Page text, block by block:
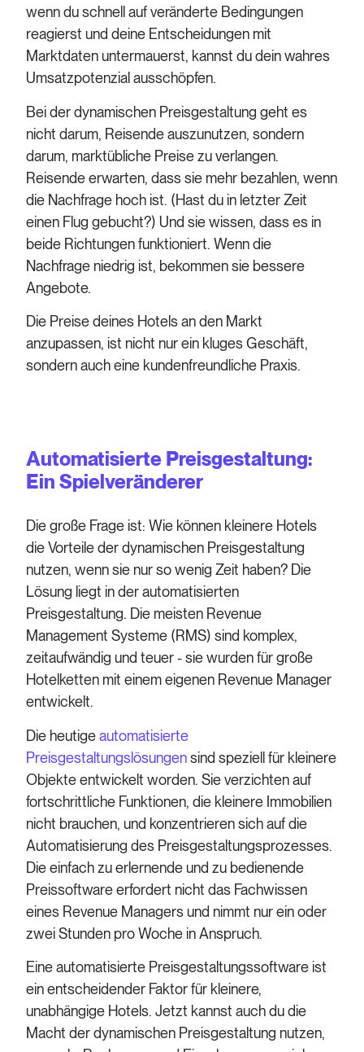
wenn du schnell auf veränderte Bedingungen
reagierst und deine Entscheidungen mit
Marktdaten untermauerst, kannst du dein wahres
Umsatzpotenzial ausschöpfen.
Bei der dynamischen Preisgestaltung geht es
nicht darum, Reisende auszunutzen, sondern
darum, marktübliche Preise zu verlangen.
Reisende erwarten, dass sie mehr bezahlen, wenn
die Nachfrage hoch ist. (Hast du in letzter Zeit
einen Flug gebucht?) Und sie wissen, dass es in
beide Richtungen funktioniert. Wenn die
Nachfrage niedrig ist, bekommen sie bessere
Angebote.
Die Preise deines Hotels an den Markt
anzupassen, ist nicht nur ein kluges Geschäft,
sondern auch eine kundenfreundliche Praxis.
Automatisierte Preisgestaltung:
Ein Spielveränderer
Die große Frage ist: Wie können kleinere Hotels
die Vorteile der dynamischen Preisgestaltung
nutzen, wenn sie nur so wenig Zeit haben? Die
Lösung liegt in der automatisierten
Preisgestaltung. Die meisten Revenue
Management Systeme (RMS) sind komplex,
zeitaufwändig und teuer - sie wurden für große
Hotelketten mit einem eigenen Revenue Manager
entwickelt.
Die heutigeautomatisierte
Preisgestaltungslösungensind speziell für kleinere
Objekte entwickelt worden. Sie verzichten auf
fortschrittliche Funktionen, die kleinere Immobilien
nicht brauchen, und konzentrieren sich auf die
Automatisierung des Preisgestaltungsprozesses.
Die einfach zu erlernende und zu bedienende
Preissoftware erfordert nicht das Fachwissen
eines Revenue Managers und nimmt nur ein oder
zwei Stunden pro Woche in Anspruch.
Eine automatisierte Preisgestaltungssoftware ist
ein entscheidender Faktor für kleinere,
unabhängige Hotels. Jetzt kannst auch du die
Macht der dynamischen Preisgestaltung nutzen,